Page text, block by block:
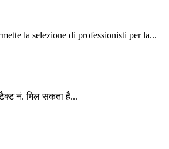
la selezione di professionisti per la...
नं. मिल सकता है...